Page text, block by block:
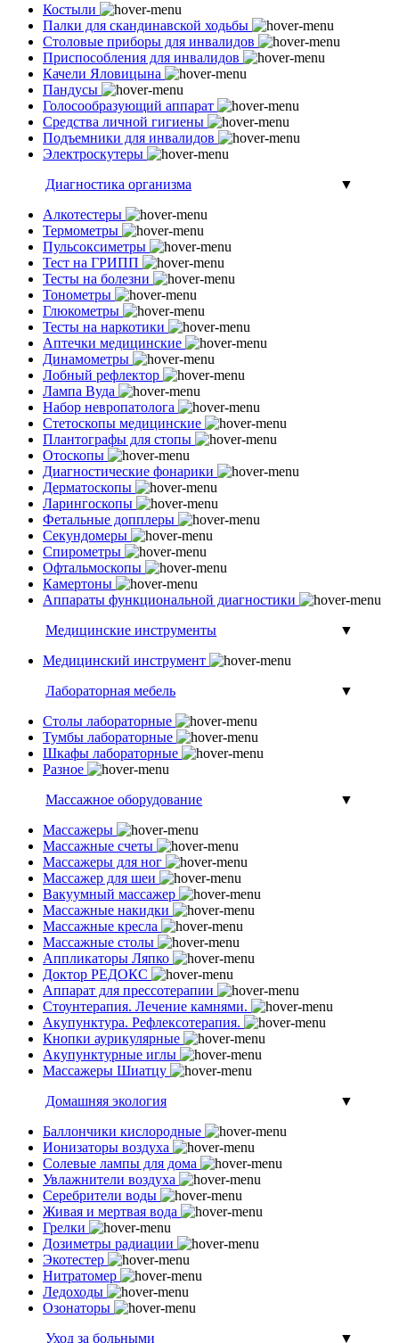
Костыли
Палки для скандинавской ходьбы
Столовые приборы для инвалидов
Приспособления для инвалидов
Качели Яловицына
Пандусы
Голосообразующий аппарат
Средства личной гигиены
Подъемники для инвалидов
Электроскутеры
Диагностика организма
▼
Алкотестеры
Термометры
Пульсоксиметры
Тест на ГРИПП
Тесты на болезни
Тонометры
Глюкометры
Тесты на наркотики
Аптечки медицинские
Динамометры
Лобный рефлектор
Лампа Вуда
Набор невропатолога
Стетоскопы медицинские
Плантографы для стопы
Отоскопы
Диагностические фонарики
Дерматоскопы
Ларингоскопы
Фетальные допплеры
Секундомеры
Спирометры
Офтальмоскопы
Камертоны
Аппараты функциональной диагностики
Медицинские инструменты
▼
Медицинский инструмент
Лабораторная мебель
▼
Столы лабораторные
Тумбы лабораторные
Шкафы лабораторные
Разное
Массажное оборудование
▼
Массажеры
Массажные счеты
Массажеры для ног
Массажер для шеи
Вакуумный массажер
Массажные накидки
Массажные кресла
Массажные столы
Аппликаторы Ляпко
Доктор РЕДОКС
Аппарат для прессотерапии
Стоунтерапия. Лечение камнями.
Акупунктура. Рефлексотерапия.
Кнопки аурикулярные
Акупунктурные иглы
Массажеры Шиатцу
Домашняя экология
▼
Баллончики кислородные
Ионизаторы воздуха
Солевые лампы для дома
Увлажнители воздуха
Серебрители воды
Живая и мертвая вода
Грелки
Дозиметры радиации
Экотестер
Нитратомер
Ледоходы
Озонаторы
Уход за больными
▼